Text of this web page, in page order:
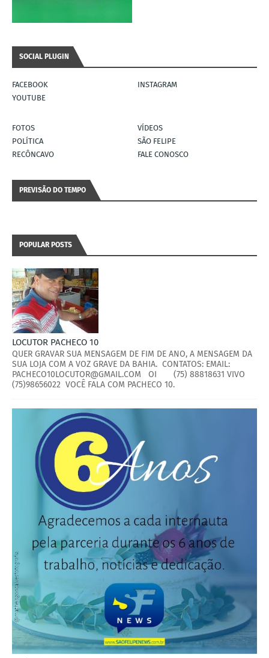
SOCIAL PLUGIN
FACEBOOK
INSTAGRAM
YOUTUBE
FOTOS
VÍDEOS
POLÍTICA
SÃO FELIPE
RECÔNCAVO
FALE CONOSCO
PREVISÃO DO TEMPO
POPULAR POSTS
LOCUTOR PACHECO 10
QUER GRAVAR SUA MENSAGEM DE FIM DE ANO, A MENSAGEM DA
SUA LOJA COM A VOZ GRAVE DA BAHIA. CONTATOS: EMAIL:
PACHECO10LOCUTOR@GMAIL.COM OI (75) 88818631 VIVO
(75)98656022 VOCÊ FALA COM PACHECO 10.